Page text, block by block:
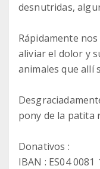
desnutridas,
Rápidamente
aliviar el dolor y
animales que allí
pony de la patita
Donativos :
IBAN : ES04